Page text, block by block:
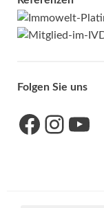
Folgen Sie uns
Link zu unserer Facebook-Seite Link zu unseres Instagram-Accounts